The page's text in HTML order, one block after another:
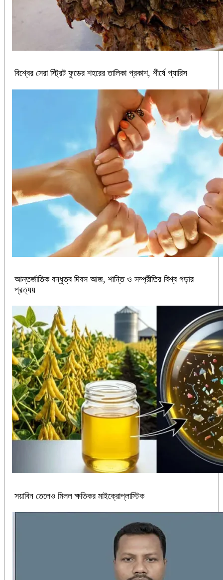
বিশ্বের সেরা স্ট্রিট ফুডের শহরের তালিকা প্রকাশ, শীর্ষে প্যারিস
আন্তর্জাতিক বন্ধুত্ব দিবস আজ, শান্তি ও সম্প্রীতির বিশ্ব গড়ার
প্রত্যয়
সয়াবিন তেলেও মিলল ক্ষতিকর মাইক্রোপ্লাস্টিক